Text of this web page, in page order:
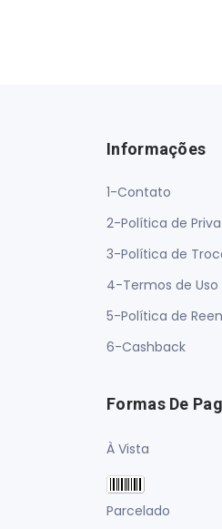
Informações
1-Contato
2-Política de
3-Política de
4-Termos de Uso
5-Política de
6-Cashback
Formas De
À Vista
Parcelado